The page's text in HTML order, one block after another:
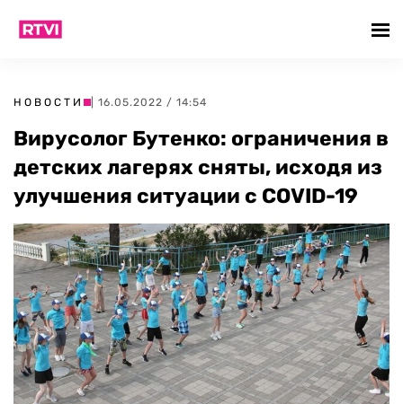
НОВОСТИ | 16.05.2022 / 14:54
Вирусолог Бутенко: ограничения в
детских лагерях сняты, исходя из
улучшения ситуации с COVID-19